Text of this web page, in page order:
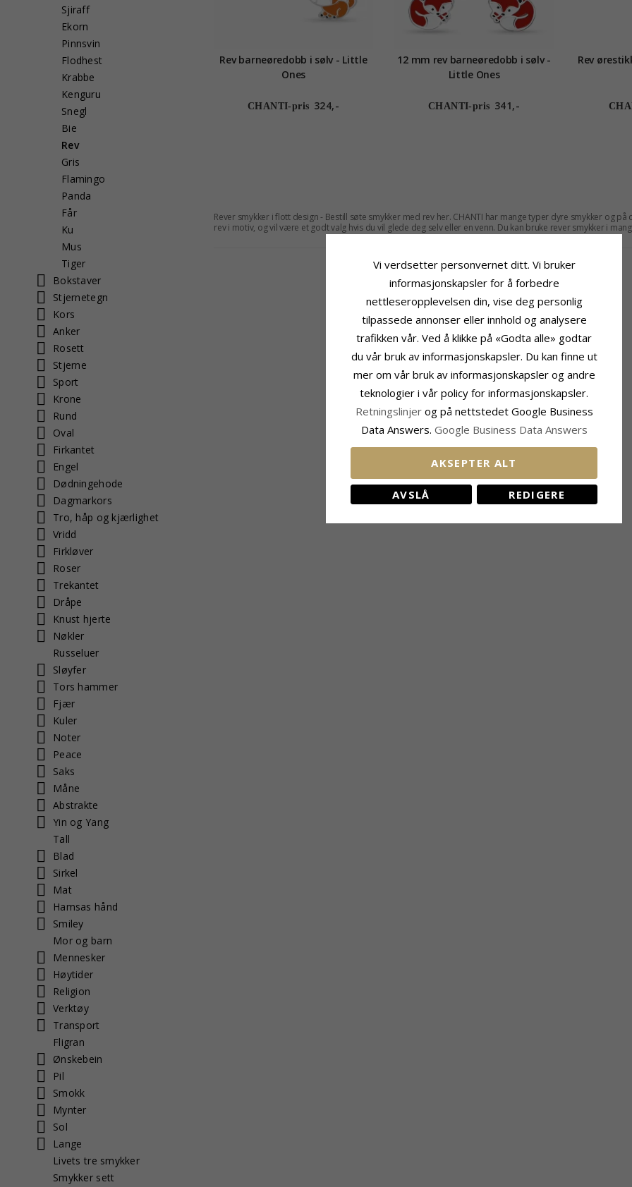
Sjiraff
Ekorn
Pinnsvin
Flodhest
Krabbe
Kenguru
Snegl
Bie
Rev
Gris
Flamingo
Panda
Får
Ku
Mus
Tiger
Bokstaver
Stjernetegn
Kors
Anker
Rosett
Stjerne
Sport
Krone
Rund
Oval
Firkantet
Engel
Dødningehode
Dagmarkors
Tro, håp og kjærlighet
Vridd
Firkløver
Roser
Trekantet
Dråpe
Knust hjerte
Nøkler
Russeluer
Sløyfer
Tors hammer
Fjær
Kuler
Noter
Peace
Saks
Måne
Abstrakte
Yin og Yang
Tall
Blad
Sirkel
Mat
Hamsas hånd
Smiley
Mor og barn
Mennesker
Høytider
Religion
Verktøy
Transport
Fligran
Ønskebein
Pil
Smokk
Mynter
Sol
Lange
Livets tre smykker
Smykker sett
Rev barneøredobb i sølv - Little
Ones
CHANTI-pris 324,-
12 mm rev barneøredobb i sølv -
Little Ones
CHANTI-pris 341,-
Rev
Rever smykker i flott design - Bestill søte smykker med rev her. CHANTI har mange typer dyre smykker og
rev i motiv, og vil være et godt valg hvis du vil glede deg selv eller en venn. Du kan bruke rever smykker i
smykker gjennom og la deg friste av smykker med rever, pingviner eller noe annet. Vi har alltid lave priser,
Vi verdsetter personvernet ditt. Vi bruker
informasjonskapsler for å forbedre
nettleseropplevelsen din, vise deg personlig
tilpassede annonser eller innhold og analysere
trafikken vår. Ved å klikke på «Godta alle» godtar
du vår bruk av informasjonskapsler. Du kan finne ut
mer om vår bruk av informasjonskapsler og andre
teknologier i vår policy for informasjonskapsler.
Retningslinjer og på nettstedet Google Business
Data Answers. Google Business Data Answers
AKSEPTER ALT
AVSLÅ REDIGERE